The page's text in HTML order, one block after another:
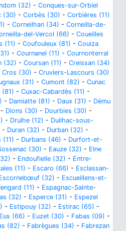
(32) - Conques-sur-Orbiel
(30) - Corbès (30) - Corbières (11)
- Corneilhan (34) - Corneilla-de-
del-Vercol (66) - Coueilles
(11) - Coufouleux (81) - Couiza
- Cournanel (11) - Cournonterral
(32) - Coursan (11) - Creissan (34)
Cros (30) - Cruviers-Lascours (30)
(31) - Cumont (82) - Cunac
(81) - Cuxac-Cabardès (11) -
- Damiatte (81) - Daux (31) - Dému
- Dions (30) - Dourbies (30) -
- Drulhe (12) - Duilhac-sous-
- Duran (32) - Durban (32) -
(11) - Durbans (46) - Durfort-et-
(30) - Eauze (32) - Elne
- Endoufielle (32) - Entre-
(11) - Escaro (66) - Esclassan-
(32) - Escueillens-et-
(11) - Espagnac-Sainte-
(32) - Esperce (31) - Espezel
- Estipouy (32) - Estirac (65) -
Eus (66) - Euzet (30) - Fabas (09) -
(82) - Fabrègues (34) - Fabrezan